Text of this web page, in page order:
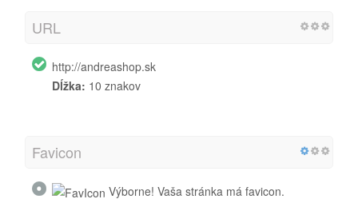
URL
http://andreashop.sk
Dĺžka: 10 znakov
Favicon
Výborne! Vaša stránka má favicon.